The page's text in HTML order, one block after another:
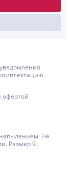
офертой
напылением. Не
Размер 9.